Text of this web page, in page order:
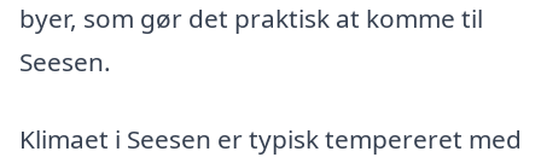
byer, som gør det praktisk at komme til
Seesen.
Klimaet i Seesen er typisk tempereret med